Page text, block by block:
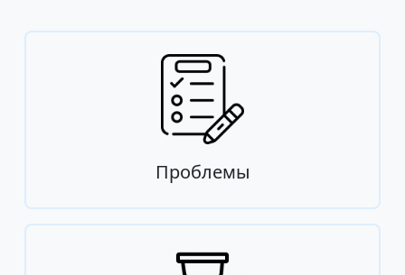
Проблемы